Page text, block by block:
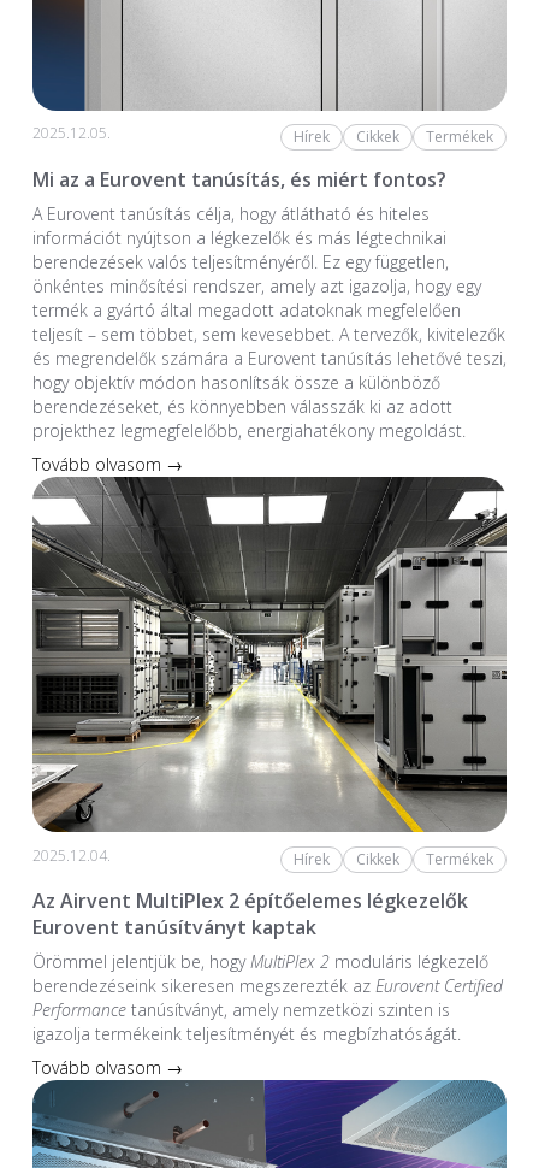
2025.12.05. Hírek Cikkek Termékek
Mi az a Eurovent tanúsítás, és miért fontos?
A Eurovent tanúsítás célja, hogy átlátható és hiteles
információt nyújtson a légkezelők és más légtechnikai
berendezések valós teljesítményéről. Ez egy független,
önkéntes minősítési rendszer, amely azt igazolja, hogy egy
termék a gyártó által megadott adatoknak megfelelően
teljesít – sem többet, sem kevesebbet. A tervezők, kivitelezők
és megrendelők számára a Eurovent tanúsítás lehetővé teszi,
hogy objektív módon hasonlítsák össze a különböző
berendezéseket, és könnyebben válasszák ki az adott
projekthez legmegfelelőbb, energiahatékony megoldást.
Tovább olvasom →
2025.12.04. Hírek Cikkek Termékek
Az Airvent MultiPlex 2 építőelemes légkezelők
Eurovent tanúsítványt kaptak
Örömmel jelentjük be, hogyMultiPlex 2moduláris légkezelő
berendezéseink sikeresen megszerezték az Eurovent Certified
Performancetanúsítványt, amely nemzetközi szinten is
igazolja termékeink teljesítményét és megbízhatóságát.
Tovább olvasom →